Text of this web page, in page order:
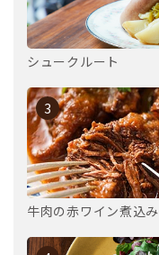
シュークルート
3
牛肉の赤ワイン煮込み